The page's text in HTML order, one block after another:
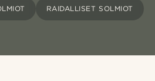
RAIDALLISET SOLMIOT